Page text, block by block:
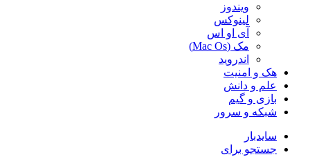
ویندوز
لینوکس
آی او اس
مک (Mac Os)
اندروید
هک و امنیت
علم و دانش
بازی و گیم
شبکه و سرور
سایدبار
جستجو برای